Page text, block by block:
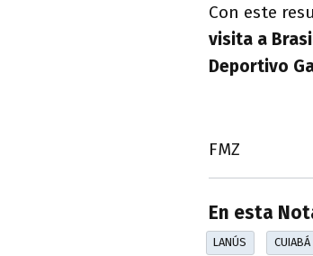
Con este
visita a
Deportivo
FMZ
En esta
LANÚS CUIABÁ